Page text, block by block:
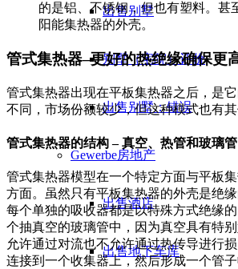
出售别墅
别墅（宅院）评价
出售别墅：错误
Gewerbe房地产
出售酒店
出售地下车库
的是铝、不锈钢，但也有塑料。甚
阳能集热器的外壳。
管式集热器–更好的热绝缘确保更
管式集热器出现在平板集热器之后，是
不同，市场份额较少，但这种模式也有其
管式集热器的结构 – 真空、热管和玻璃管
管式集热器模型在一个特定方面与平板
方面。虽然只有平板集热器的外壳是绝
每个单独的吸收器都是以特殊方式绝缘
个抽真空的玻璃管中，因为真空具有特
允许通过对流也不允许通过热传导进行
连接到一个收集器上，然后形成一个管